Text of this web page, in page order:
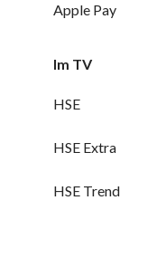
Apple Pay
Im TV
HSE
HSE Extra
HSE Trend